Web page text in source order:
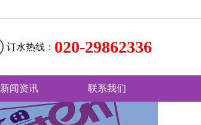
020-29862336
订水热线：
新闻资讯 联系我们